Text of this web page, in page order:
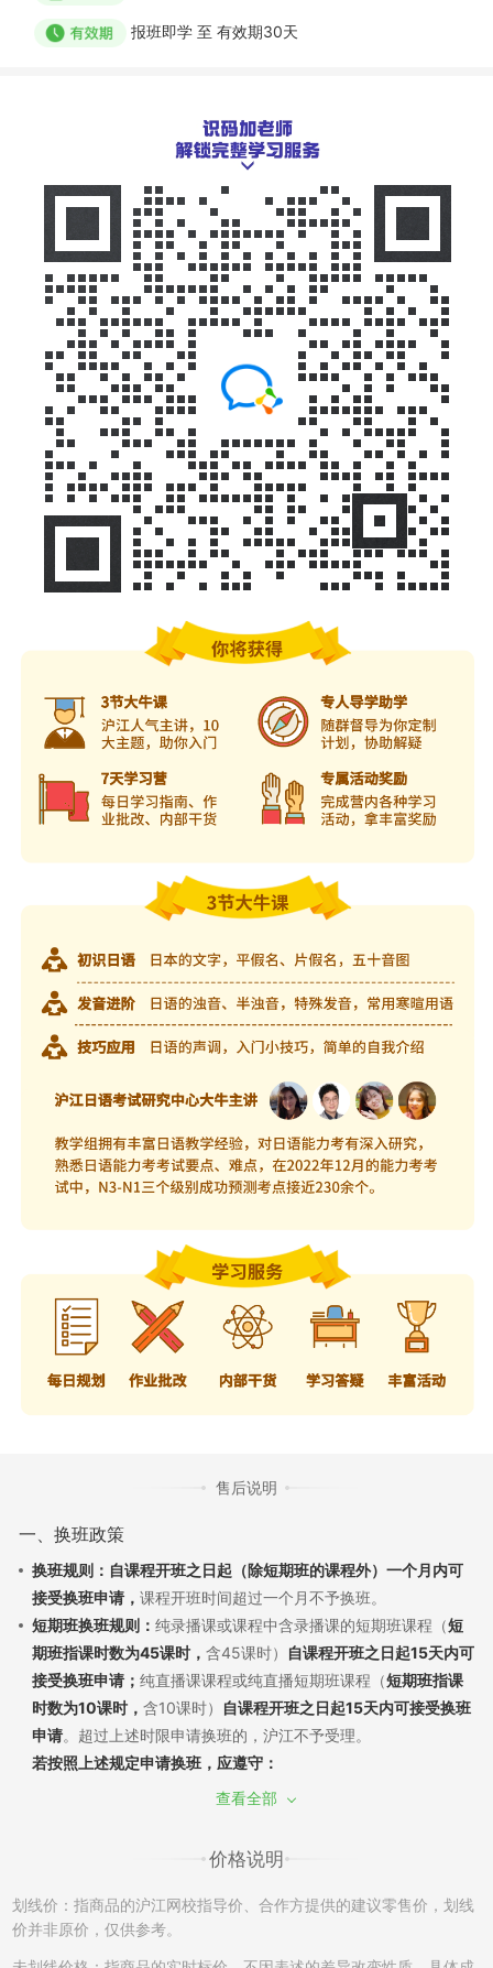
报班即学至 有效期30天
售后说明
一、换班政策
换班规则：自课程开班之日起（除短期班的课程外）一个月内可
接受换班申请， 课程开班时间超过一个月不予换班。
短期班换班规则： 纯录播课或课程中含录播课的短期班课程（短
期班指课时数为45课时， 含45课时）
自课程开班之日起15天内可
接受换班申请； 纯直播课课程或纯直播短期班课程（短期班指课
时数为10课时， 含10课时）
自课程开班之日起15天内可接受换班
申请。超过上述时限申请换班的，沪江不予受理。
若按照上述规定申请换班，应遵守：
（1）换班需经过学员申请和沪江审批，换班差价需遵循现行售后
补；同课不同班换班：自课程开班之日起7天内，且未产生听课记
录，可申请换班至该课程的其他班级，差价不退不补。
（2）如产生课程换班，开通课程时使用消耗的学习卡/优惠券将
不能再次使用，亦不能在置换的班级中进行抵扣课程费用。
（3）开通的课程只有一次换班机会，已申请并成功更换的课程不
查看全部
价格说明
划线价：指商品的沪江网校指导价、合作方提供的建议零售价，划线
价并非原价，仅供参考。